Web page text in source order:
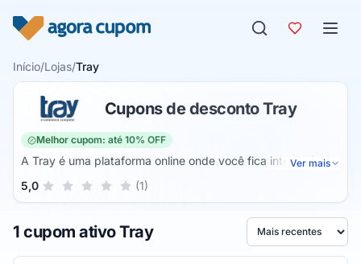
Início/Lojas/Tray
Cupons de desconto Tray
Melhor cupom: até 10% OFF
A Tray é uma plataforma online onde você fica integrado
com os maiores marketplaces da internet. Assim, ela realiza
a venda em múltiplos canais pela internet 24 horas por dia e
Ver mais
5,0Sua nota para Tray, de 1 a 5 estrelas
5 estrelas
4 estrelas
3 estrelas
2 estrelas
1 estrela (1)
1 cupom ativo Tray Ordenar por